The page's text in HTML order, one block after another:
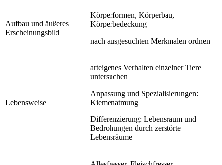
Aufbau und äußeres
Erscheinungsbild
Körperformen, Körperbau,
Körperbedeckung
nach ausgesuchten Merkmalen ordnen
Lebensweise
arteigenes Verhalten einzelner Tiere
untersuchen
Anpassung und Spezialisierungen:
Kiemenatmung
Differenzierung: Lebensraum und
Bedrohungen durch zerstörte
Lebensräume